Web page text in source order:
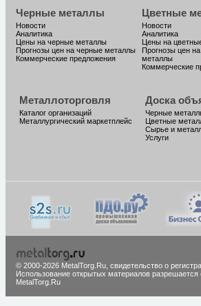
Черные металлы
Новости
Аналитика
Цены на черные металлы
Прогнозы цен на черные металлы
Коммерческие предложения
Цветные
Новости
Аналитика
Цены на
Прогнозы цен
металлы
Коммерческие
Металлоторговля
Каталог организаций
Металлургический маркетплейс
Доска
Черные
Цветные
Сырье и
Услуги
© 2000-2026 MetalTorg.Ru, cвидетельство о
Использование открытых материалов разрешается
MetalTorg.Ru